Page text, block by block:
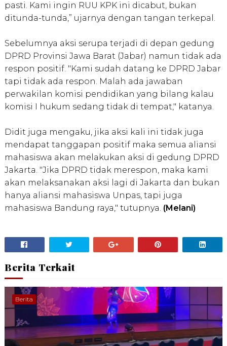
pasti. Kami ingin RUU KPK ini dicabut, bukan
ditunda-tunda,” ujarnya dengan tangan terkepal.
Sebelumnya aksi serupa terjadi di depan gedung
DPRD Provinsi Jawa Barat (Jabar) namun tidak ada
respon positif. "Kami sudah datang ke DPRD Jabar
tapi tidak ada respon. Malah ada jawaban
perwakilan komisi pendidikan yang bilang kalau
komisi I hukum sedang tidak di tempat," katanya.
Didit juga mengaku, jika aksi kali ini tidak juga
mendapat tanggapan positif maka semua aliansi
mahasiswa akan melakukan aksi di gedung DPRD
Jakarta. "Jika DPRD tidak merespon, maka kami
akan melaksanakan aksi lagi di Jakarta dan bukan
hanya aliansi mahasiswa Unpas, tapi juga
mahasiswa Bandung raya," tutupnya. (Melani)
Berita Terkait
Berita